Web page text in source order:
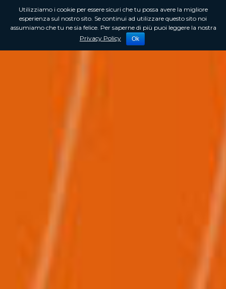
Utilizziamo i cookie per essere sicuri che tu possa avere la migliore
esperienza sul nostro sito. Se continui ad utilizzare questo sito noi
assumiamo che tu ne sia felice. Per saperne di più puoi leggere la nostra
Privacy Policy
Ok